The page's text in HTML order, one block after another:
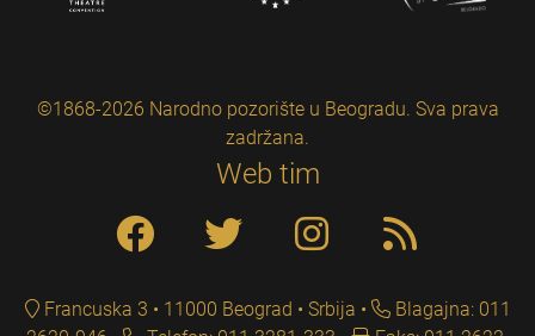
©1868-2026 Narodno pozorište u Beogradu. Sva prava
zadržana.
Web tim
Francuska 3 • 11000 Beograd • Srbija
Blagajna: 011